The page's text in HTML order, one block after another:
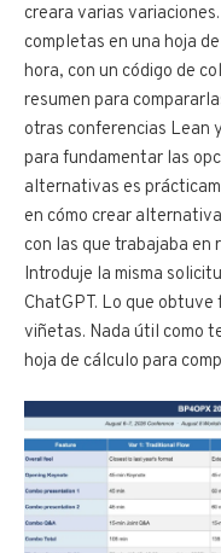
creara varias
completas en una hoja
hora, con un código de
resumen para
otras conferencias Lean
para fundamentar las
alternativas es
en cómo crear
con las que trabajaba en
Introduje la misma
ChatGPT. Lo que
viñetas. Nada útil como
hoja de cálculo para